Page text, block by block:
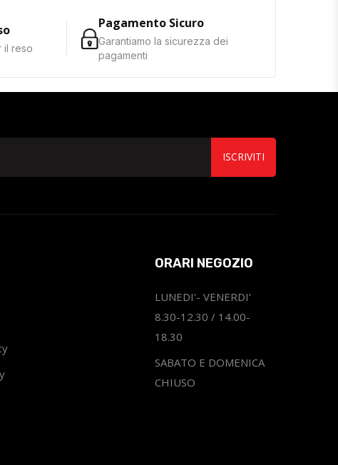
il reso
Pagamento Sicuro
Garantiamo la sicurezza dei
pagamenti
ISCRIVITI
ORARI NEGOZIO
LUNEDI'- VENERDI'
8.30-12.30 / 14.00-
18.30
SABATO E DOMENICA
CHIUSO